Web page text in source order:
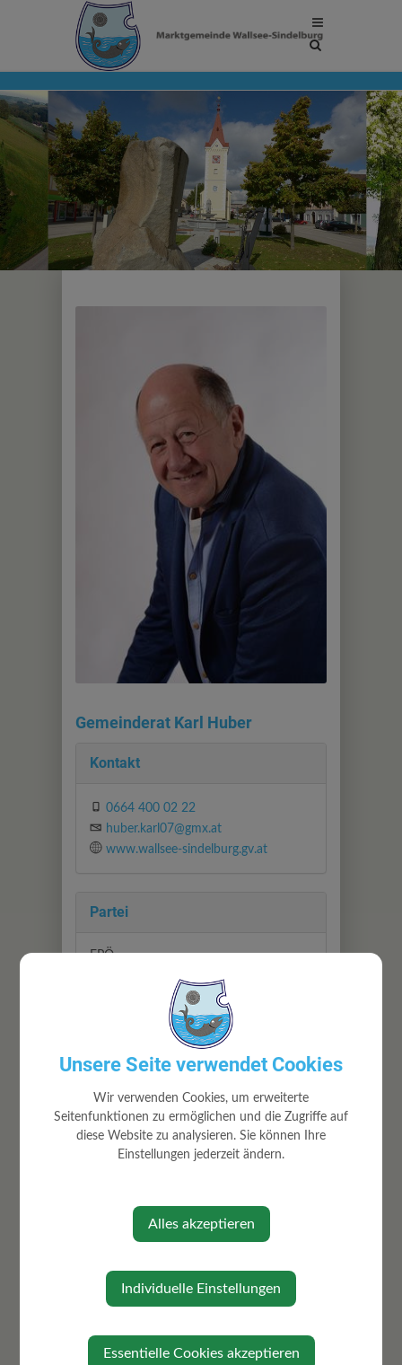
Site
Gemeinderat Karl Huber
Kontakt
0664 400 02 22
huber.karl07@gmx.at
www.wallsee-sindelburg.gv.at
Partei
FPÖ
Gemeinderat
Zuständigkeiten
Straßenbeleuchtung
Unsere Seite verwendet Cookies
Wir verwenden Cookies, um erweiterte
Seitenfunktionen zu ermöglichen und die Zugriffe auf
diese Website zu analysieren. Sie können Ihre
Einstellungen jederzeit ändern.
Alles akzeptieren
Individuelle Einstellungen
Essentielle Cookies akzeptieren